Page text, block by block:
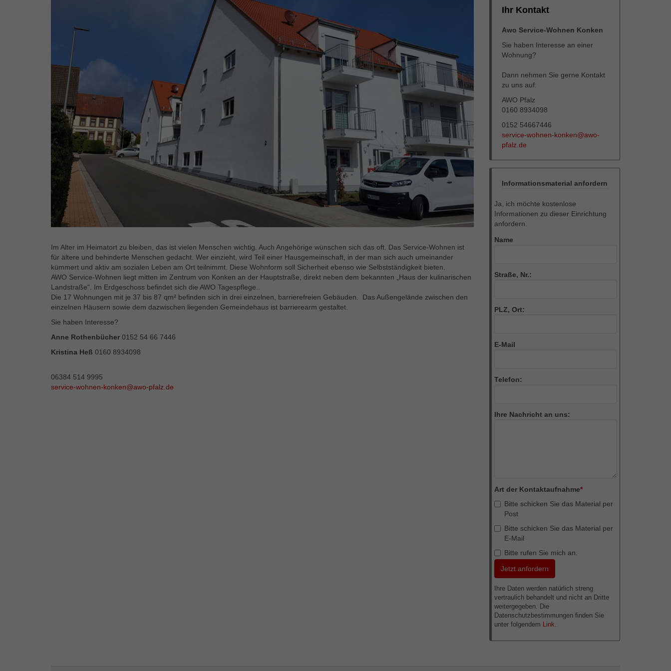
Ihr Kontakt
Awo Service-Wohnen Konken
Sie haben Interesse an einer
Wohnung?
Dann nehmen Sie gerne Kontakt
zu uns auf:
AWO Pfalz
0160 8934098
0152 54667446
service-wohnen-konken@awo-
pfalz.de
Informationsmaterial anfordern
Ja, ich möchte kostenlose
Informationen zu dieser Einrichtung
anfordern.
Name
Straße, Nr.:
PLZ, Ort:
E-Mail
Telefon:
Ihre Nachricht an uns:
Art der Kontaktaufnahme*
Bitte schicken Sie das Material per
Post
Bitte schicken Sie das Material per
E-Mail
Bitte rufen Sie mich an.
Ihre Daten werden natürlich streng
vertraulich behandelt und nicht an Dritte
weitergegeben. Die
Datenschutzbestimmungen finden Sie
unter folgendem Link.
Im Alter im Heimatort zu bleiben, das ist vielen Menschen wichtig. Auch Angehörige wünschen sich das oft. Das Service-Wohnen ist
für ältere und behinderte Menschen gedacht. Wer einzieht, wird Teil einer Hausgemeinschaft, in der man sich auch umeinander
kümmert und aktiv am sozialen Leben am Ort teilnimmt. Diese Wohnform soll Sicherheit ebenso wie Selbstständigkeit bieten.
AWO Service-Wohnen liegt mitten im Zentrum von Konken an der Hauptstraße, direkt neben dem bekannten „Haus der kulinarischen
Landstraße“. Im Erdgeschoss befindet sich die AWO Tagespflege..
Die 17 Wohnungen mit je 37 bis 87 qm² befinden sich in drei einzelnen, barrierefreien Gebäuden. Das Außengelände zwischen den
einzelnen Häusern sowie dem dazwischen liegenden Gemeindehaus ist barrierearm gestaltet.
Sie haben Interesse?
Anne Rothenbücher 0152 54 66 7446
Kristina Heß 0160 8934098
06384 514 9995
service-wohnen-konken@awo-pfalz.de
Statistik
Mit diesen Tags können wir die Nutzung der Webseite analysieren,
um deren Leistung zu messen und zu verbessern.
Marketing-Cookies werden in der Regel verwendet, um Ihnen
Werbung anzuzeigen, die Ihren Interessen entspricht. Wenn Sie
andere Webseiten besuchen, wird das Cookie Ihres Browsers
erkannt und ausgewählte Werbeanzeigen werden Ihnen basierend
auf den in diesem Cookie gespeicherte Informationen angezeigt (Art.
6 Abs. 1 S. 1a DSGVO).
Externe Inhalte
Wir verwenden auf unserer Website externe Inhalte, um Ihnen
zusätzliche Informationen anzubieten.